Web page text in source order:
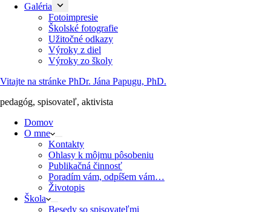
Galéria
Fotoimpresie
Školské fotografie
Užitočné odkazy
Výroky z diel
Výroky zo školy
Vitajte na stránke PhDr. Jána Papugu, PhD.
pedagóg, spisovateľ, aktivista
Domov
O mne
Kontakty
Ohlasy k môjmu pôsobeniu
Publikačná činnosť
Poradím vám, odpíšem vám…
Životopis
Škola
Besedy so spisovateľmi